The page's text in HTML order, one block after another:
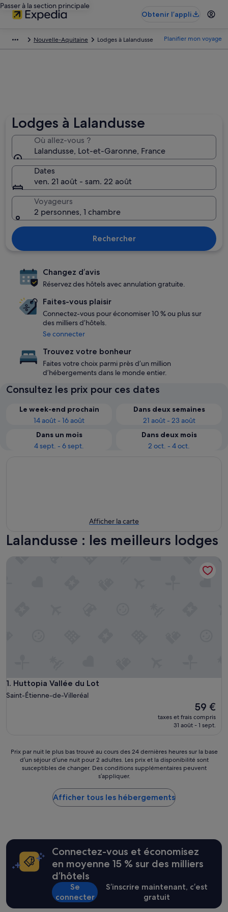
Passer à la section principale
Obtenir l’appli
Nouvelle-Aquitaine Lodges à Lalandusse Planifier mon voyage
Lodges à Lalandusse
Où allez-vous ?
Lalandusse, Lot-et-Garonne, France
Dates
ven. 21 août - sam. 22 août
Voyageurs
2 personnes, 1 chambre
Rechercher
Changez d’avis
Réservez des hôtels avec annulation gratuite.
Faites-vous plaisir
Connectez-vous pour économiser 10 % ou plus sur
des milliers d’hôtels.
Se connecter
Trouvez votre bonheur
Faites votre choix parmi près d’un million
d’hébergements dans le monde entier.
Consultez les prix pour ces dates
Le week-end prochain
14 août - 16 août
Dans deux semaines
21 août - 23 août
Dans un mois
4 sept. - 6 sept.
Dans deux mois
2 oct. - 4 oct.
Afficher la carte
Lalandusse : les meilleurs lodges
1. Huttopia Vallée du Lot
Huttopia Vallée du Lot
Saint-Étienne-de-Villeréal
Le
nouveau
prix
59 €
59 €
taxes et frais compris
31 août - 1 sept.
Prix
24 dernières
heures
d’une
Prix par nuit le plus bas trouvé au cours des 24 dernières heures sur la base
d’un séjour d’une nuit pour 2 adultes. Les prix et la disponibilité sont
susceptibles de changer. Des conditions supplémentaires peuvent
s’appliquer.
Afficher tous les hébergements
Connectez-vous et économisez
en moyenne 15 % sur des milliers
d’hôtels
Se
connecter
S’inscrire maintenant, c’est
gratuit